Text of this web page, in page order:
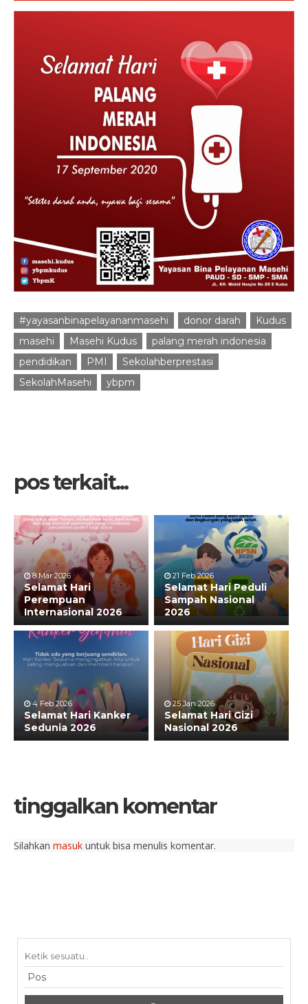
#yayasanbinapelayananmasehi donor darah
Kudus
masehi
Masehi Kudus
palang merah indonesia
pendidikan
PMI
Sekolahberprestasi
SekolahMasehi
ybpm
pos terkait...
8 Mar 2026
Selamat Hari
Perempuan
Internasional 2026
21 Feb 2026
Selamat Hari Peduli
Sampah Nasional
2026
4 Feb 2026
Selamat Hari Kanker
Sedunia 2026
25 Jan 2026
Selamat Hari Gizi
Nasional 2026
tinggalkan komentar
Silahkan masuk untuk bisa menulis komentar.